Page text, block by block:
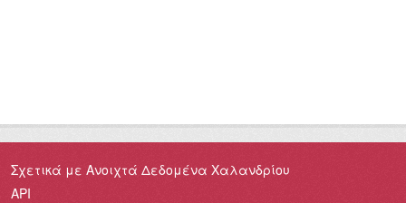
Σχετικά με Ανοιχτά Δεδομένα Χαλανδρίου
API